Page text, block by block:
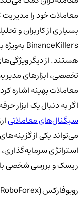
معاملات خود را مدیریت
بسیاری از کاربران و
BinanceKillers به‌ویژه برای
هستند. از دیگر ویژگی‌های
تخصصی، ابزارهای
معاملات بهینهاشاره کرد.
اگر به دنبال یکابزار
سیگنال‌های معاملاتی
می‌تواند یکی از
استراتژی
ریسک و بررسی شخصی
روبوفارکس (RoboForex)